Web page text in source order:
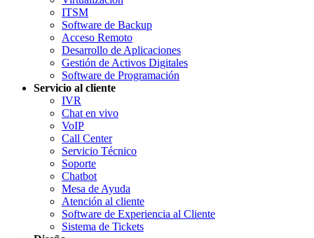
ITSM
Software de Backup
Acceso Remoto
Desarrollo de Aplicaciones
Gestión de Activos Digitales
Software de Programación
Servicio al cliente
IVR
Chat en vivo
VoIP
Call Center
Servicio Técnico
Soporte
Chatbot
Mesa de Ayuda
Atención al cliente
Software de Experiencia al Cliente
Sistema de Tickets